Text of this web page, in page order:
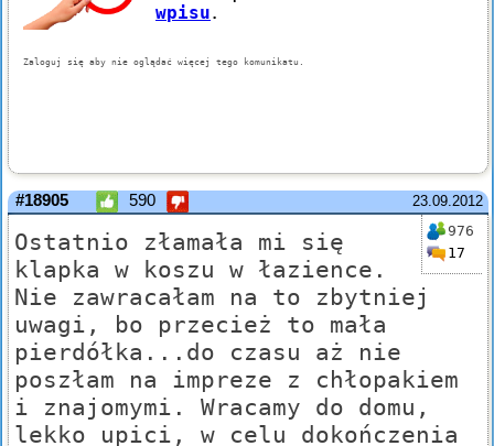
23.09.2012
#18905 590
976
17
Ostatnio złamała mi się
klapka w koszu w łazience.
Nie zawracałam na to zbytniej
uwagi, bo przecież to mała
pierdółka...do czasu aż nie
poszłam na impreze z chłopakiem
i znajomymi. Wracamy do domu,
lekko upici, w celu dokończenia